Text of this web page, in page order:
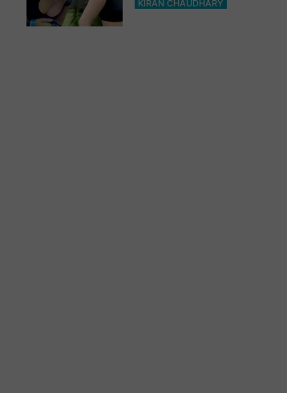
KIRAN CHAUDHARY